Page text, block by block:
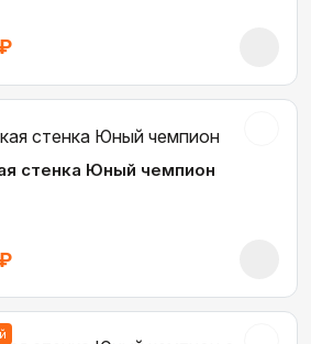
стенка Юный чемпион